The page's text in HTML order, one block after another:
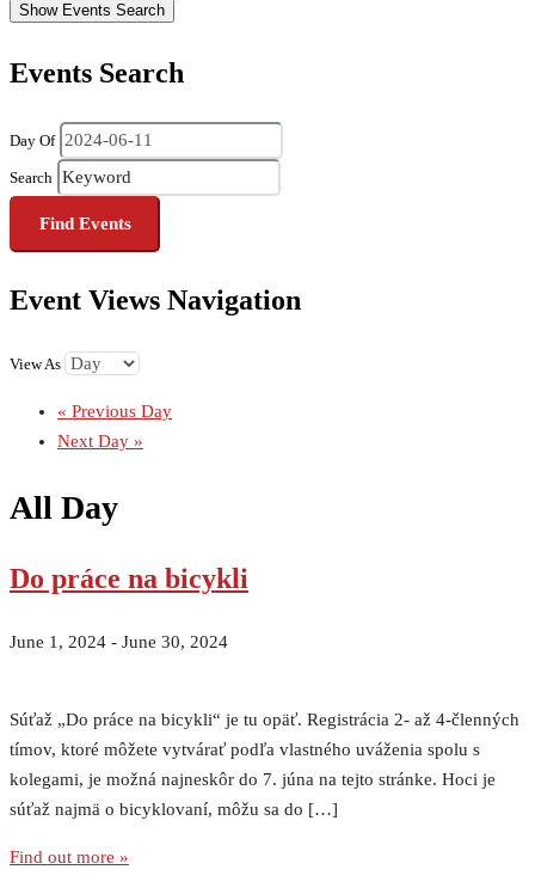
Show Events Search
Events Search
Day Of
Search
Event Views Navigation
View As
« Previous Day
Next Day »
All Day
Do práce na bicykli
June 1, 2024 - June 30, 2024
Súťaž „Do práce na bicykli“ je tu opäť. Registrácia 2- až 4-členných
tímov, ktoré môžete vytvárať podľa vlastného uváženia spolu s
kolegami, je možná najneskôr do 7. júna na tejto stránke. Hoci je
súťaž najmä o bicyklovaní, môžu sa do […]
Find out more »